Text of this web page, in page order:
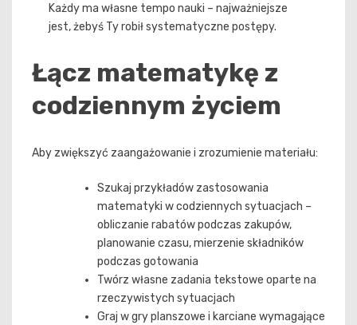
Każdy ma własne tempo nauki – najważniejsze
jest, żebyś Ty robił systematyczne postępy.
Łącz matematykę z
codziennym życiem
Aby zwiększyć zaangażowanie i zrozumienie materiału:
Szukaj przykładów zastosowania
matematyki w codziennych sytuacjach –
obliczanie rabatów podczas zakupów,
planowanie czasu, mierzenie składników
podczas gotowania
Twórz własne zadania tekstowe oparte na
rzeczywistych sytuacjach
Graj w gry planszowe i karciane wymagające